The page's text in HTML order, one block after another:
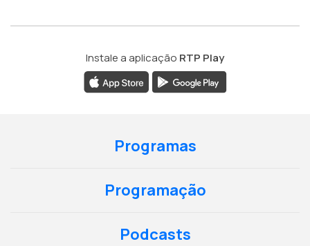
Instale a aplicação RTP Play
Programas
Programação
Podcasts